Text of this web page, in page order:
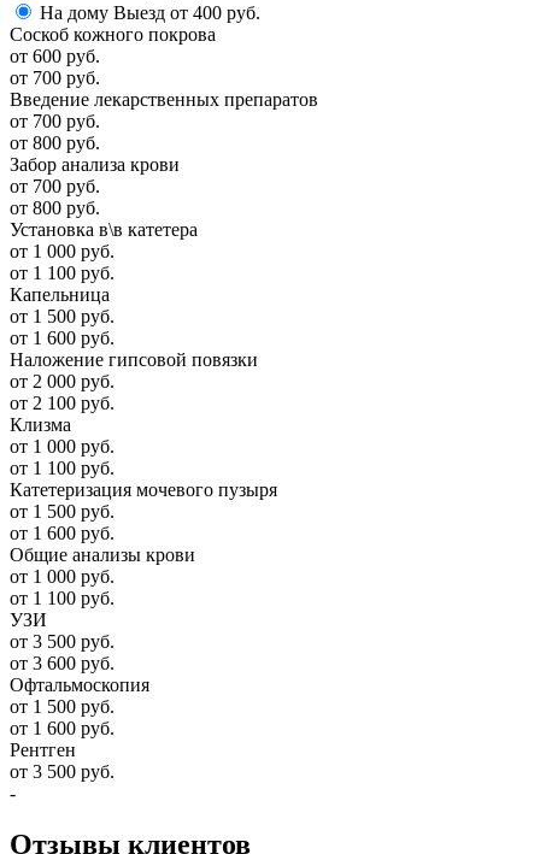
На дому Выезд от 400 руб.
Соскоб кожного покрова
от 600 руб.
от 700 руб.
Введение лекарственных препаратов
от 700 руб.
от 800 руб.
Забор анализа крови
от 700 руб.
от 800 руб.
Установка в\в катетера
от 1 000 руб.
от 1 100 руб.
Капельница
от 1 500 руб.
от 1 600 руб.
Наложение гипсовой повязки
от 2 000 руб.
от 2 100 руб.
Клизма
от 1 000 руб.
от 1 100 руб.
Катетеризация мочевого пузыря
от 1 500 руб.
от 1 600 руб.
Общие анализы крови
от 1 000 руб.
от 1 100 руб.
УЗИ
от 3 500 руб.
от 3 600 руб.
Офтальмоскопия
от 1 500 руб.
от 1 600 руб.
Рентген
от 3 500 руб.
-
Отзывы клиентов